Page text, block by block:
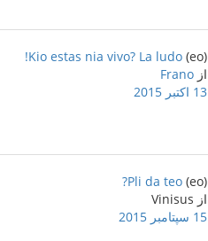
(eo)
Kio estas nia vivo? La ludo!
از Frano
13 اکتبر 2015
(eo)
Pli da teo?
از Vinisus
15 سپتامبر 2015